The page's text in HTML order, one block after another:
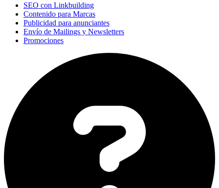
SEO con Linkbuilding
Contenido para Marcas
Publicidad para anunciantes
Envío de Mailings y Newsletters
Promociones